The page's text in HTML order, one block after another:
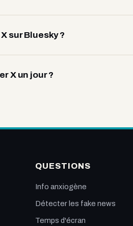
sur Bluesky ?
X un jour ?
QUESTIONS
Info anxiogène
Détecter les fake news
Temps d'écran